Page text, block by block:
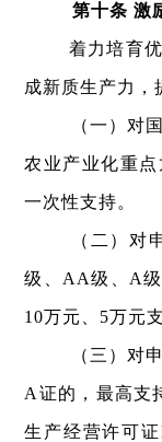
第十条 激
着力培育
成新质生产力，
（一）对
农业产业化重
一次性支持。
（二）对
级、AA级、A级
10万元、5万元
（三）对
A证的，最高支
生产经营许可